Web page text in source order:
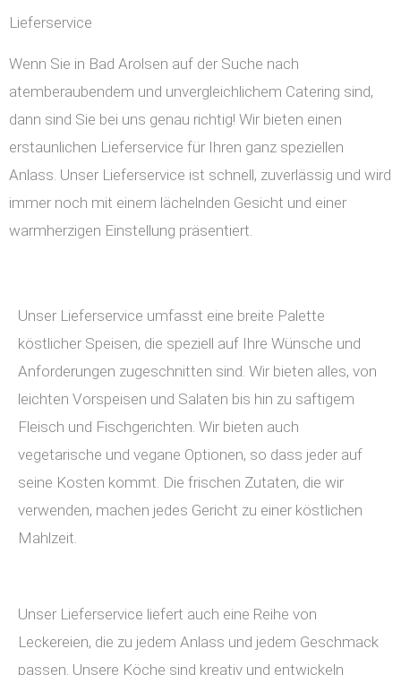
Lieferservice
Wenn Sie in Bad Arolsen auf der Suche nach
atemberaubendem und unvergleichlichem Catering sind,
dann sind Sie bei uns genau richtig! Wir bieten einen
erstaunlichen Lieferservice für Ihren ganz speziellen
Anlass. Unser Lieferservice ist schnell, zuverlässig und wird
immer noch mit einem lächelnden Gesicht und einer
warmherzigen Einstellung präsentiert.
Unser Lieferservice umfasst eine breite Palette
köstlicher Speisen, die speziell auf Ihre Wünsche und
Anforderungen zugeschnitten sind. Wir bieten alles, von
leichten Vorspeisen und Salaten bis hin zu saftigem
Fleisch und Fischgerichten. Wir bieten auch
vegetarische und vegane Optionen, so dass jeder auf
seine Kosten kommt. Die frischen Zutaten, die wir
verwenden, machen jedes Gericht zu einer köstlichen
Mahlzeit.
Unser Lieferservice liefert auch eine Reihe von
Leckereien, die zu jedem Anlass und jedem Geschmack
passen. Unsere Köche sind kreativ und entwickeln